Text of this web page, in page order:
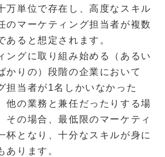
万単位で存在し、高度なスキル
のマーケティング担当者が複数
あると想定されます。
ングに取り組み始める（あるい
かりの）段階の企業において
担当者が1名しかいなかった
他の業務と兼任だったりする場
その場合、最低限のマーケティ
杯となり、十分なスキルが身に
あります。